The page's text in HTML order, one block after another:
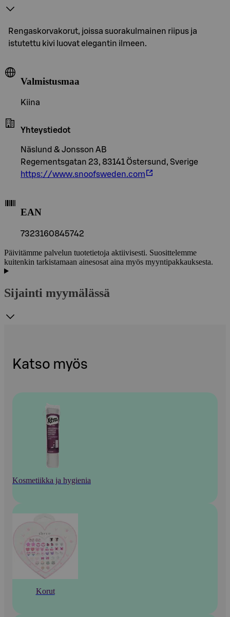
Rengaskorvakorut, joissa suorakulmainen riipus ja
istutettu kivi luovat elegantin ilmeen.
Valmistusmaa
Kiina
Yhteystiedot
Näslund & Jonsson AB
Regementsgatan 23, 83141 Östersund, Sverige
https://www.snoofsweden.com
EAN
7323160845742
Päivitämme palvelun tuotetietoja aktiivisesti. Suosittelemme
kuitenkin tarkistamaan ainesosat aina myös myyntipakkauksesta.
Sijainti myymälässä
Katso myös
Kosmetiikka ja hygienia
Korut